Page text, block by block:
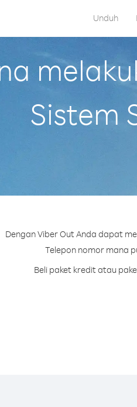
Unduh
Sistem
Dengan Viber Out Anda dapat
Telepon nomor mana
Beli paket kredit atau